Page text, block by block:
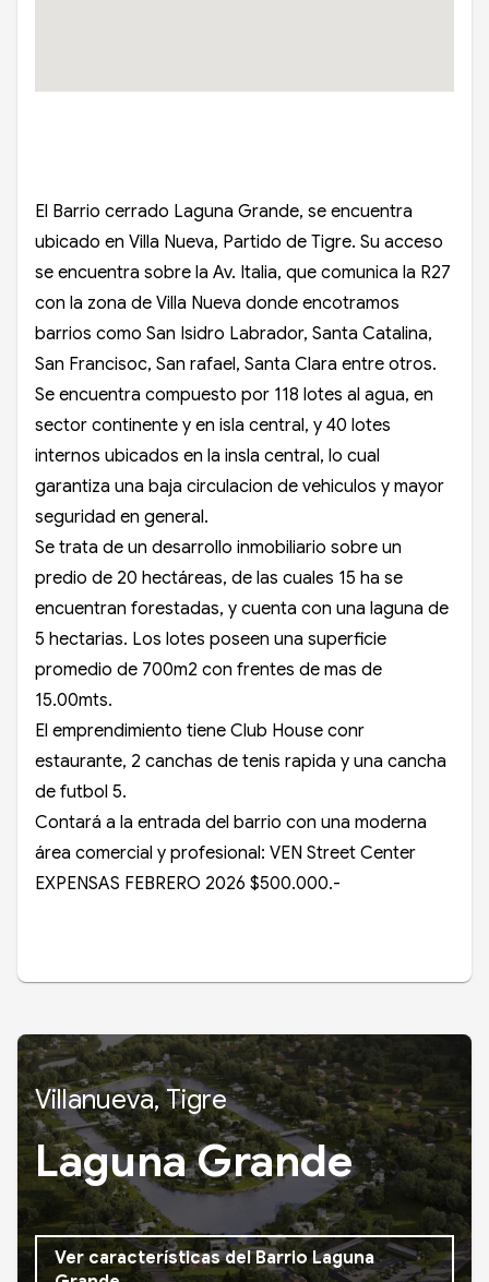
El Barrio cerrado Laguna Grande, se encuentra
ubicado en Villa Nueva, Partido de Tigre. Su acceso
se encuentra sobre la Av. Italia, que comunica la R27
con la zona de Villa Nueva donde encotramos
barrios como San Isidro Labrador, Santa Catalina,
San Francisoc, San rafael, Santa Clara entre otros.
Se encuentra compuesto por 118 lotes al agua, en
sector continente y en isla central, y 40 lotes
internos ubicados en la insla central, lo cual
garantiza una baja circulacion de vehiculos y mayor
seguridad en general.
Se trata de un desarrollo inmobiliario sobre un
predio de 20 hectáreas, de las cuales 15 ha se
encuentran forestadas, y cuenta con una laguna de
5 hectarias. Los lotes poseen una superficie
promedio de 700m2 con frentes de mas de
15.00mts.
El emprendimiento tiene Club House conr
estaurante, 2 canchas de tenis rapida y una cancha
de futbol 5.
Contará a la entrada del barrio con una moderna
área comercial y profesional: VEN Street Center
EXPENSAS FEBRERO 2026 $500.000.-
Villanueva, Tigre
Laguna Grande
Ver características del Barrio Laguna